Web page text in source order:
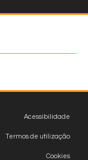
Acessibilidade
Termos de utilização
Cookies